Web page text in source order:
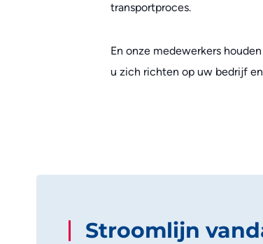
transportproces.
En onze medewerkers
u zich richten op uw bedrijf
Stroomlijn